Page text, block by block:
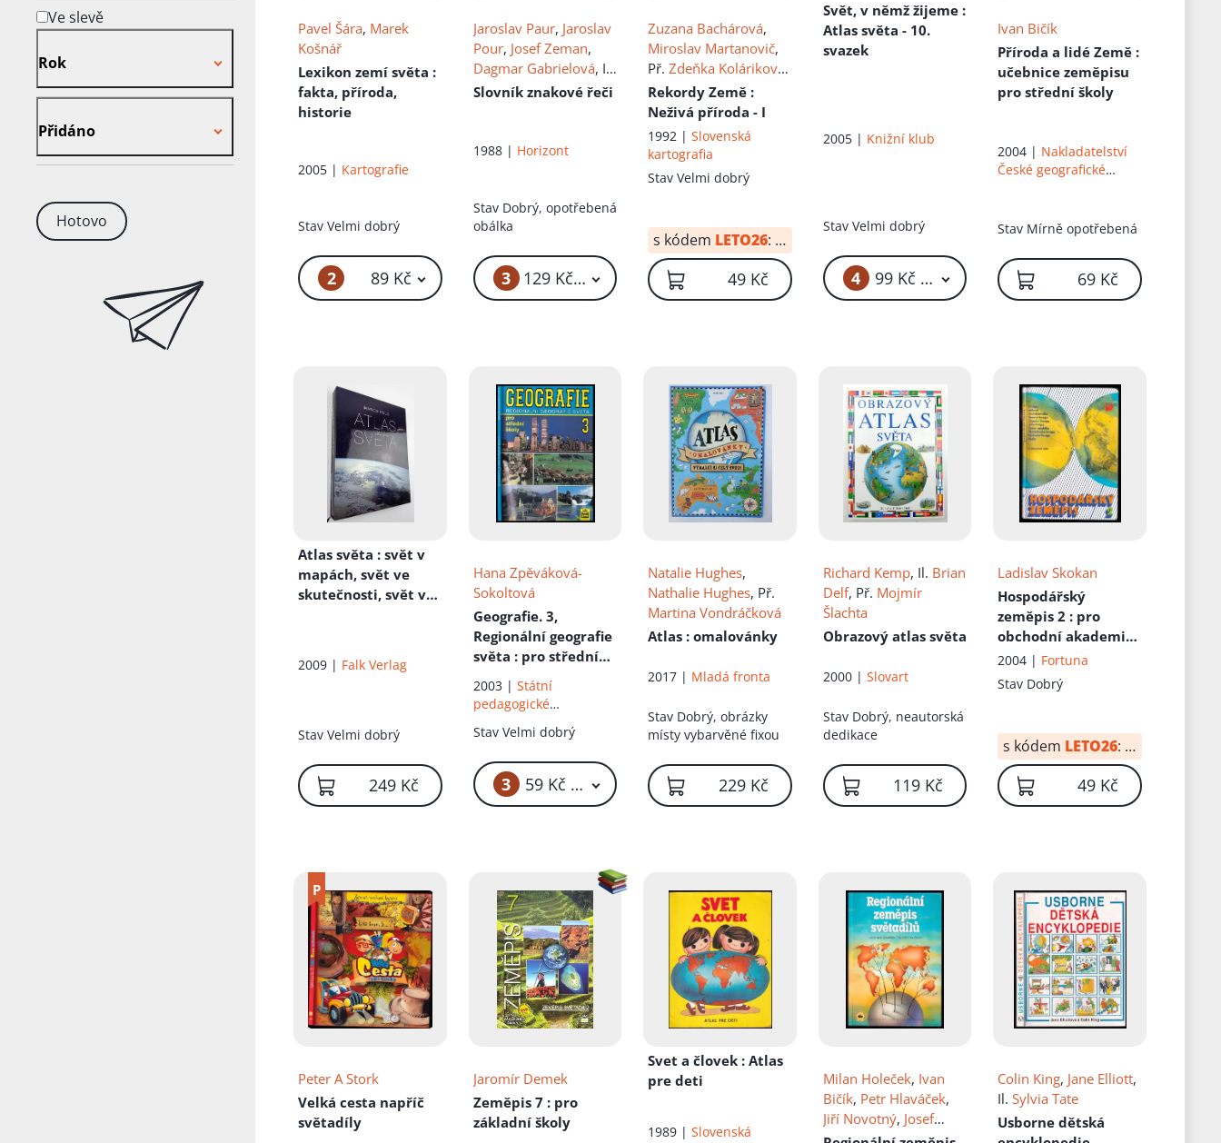
Ve slevě
Rok
Přidáno
Hotovo
Pavel Šára, Marek
Košnář
Lexikon zemí světa :
fakta, příroda,
historie
2005 | Kartografie
StavVelmi dobrý
2 89 Kč
Jaroslav Paur, Jaroslav
Pour, Josef Zeman,
Dagmar Gabrielová, Il.
Boris Masník,Gabriela
Slovník znakové řeči
1988 | Horizont
Stav Dobrý, opotřebená
obálka
3 129 Kč – 159 Kč
Zuzana Bachárová,
Miroslav Martanovič,
Př.Zdeňka Koláriková,
Z Kolařík
Rekordy Země :
Neživá příroda - I
1992 |Slovenská
kartografia
StavVelmi dobrý
s kódem LETO26: 29 Kč
49 Kč
Svět, v němž žijeme :
Atlas světa - 10.
svazek
2005 | Knižní klub
Stav Velmi dobrý
4 99 Kč – 129 Kč
Ivan Bičík
Příroda a lidé Země :
učebnice zeměpisu
pro střední školy
2004 | Nakladatelství
České geografické
Stav Mírně opotřebená
69 Kč
Atlas světa : svět v
mapách, svět ve
skutečnosti, svět v
2009 | Falk Verlag
StavVelmi dobrý
249 Kč
Hana Zpěváková-
Sokoltová
Geografie. 3,
Regionální geografie
světa : pro střední
2003 | Státní
pedagogické
Stav Velmi dobrý
3 59 Kč – 69 Kč
Natalie Hughes,
Nathalie Hughes, Př.
Martina Vondráčková
Atlas : omalovánky
2017 | Mladá fronta
Stav Dobrý, obrázky
místy vybarvěné fixou
229 Kč
Richard Kemp, Il. Brian
Delf, Př. Mojmír
Šlachta
Obrazový atlas světa
2000 | Slovart
Stav Dobrý, neautorská
dedikace
119 Kč
Ladislav Skokan
Hospodářský
zeměpis 2 : pro
obchodní akademie
a ostatní střední
školy
2004 | Fortuna
Stav Dobrý
s kódem LETO26: 29 Kč
49 Kč
Peter A Stork
Velká cesta napříč
světadíly
Jaromír Demek
Zeměpis 7 : pro
základní školy
Svet a človek : Atlas
pre deti
1989 |Slovenská
Milan Holeček, Ivan
Bičík, Petr Hlaváček,
Jiří Novotný, Josef
Brinke,Bohumír
Colin King, Jane Elliott,
Il.Sylvia Tate
Usborne dětská
Přidáno do košíku!